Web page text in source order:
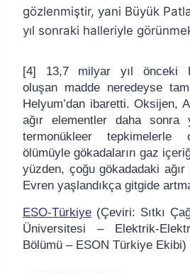
gözlenmiştir, yani Büyük
yıl sonraki halleriyle
[4] 13,7 milyar yıl önceki
oluşan madde neredeyse
Helyum’dan ibaretti. Oksijen,
ağır elementler daha sonra
termonükleer tepkimelerle
ölümüyle gökadaların gaz
yüzden, çoğu gökadadaki ağır
Evren yaşlandıkça gitgide
ESO-Türkiye (Çeviri: Sıtkı
Üniversitesi – Elektrik-
Bölümü – ESON Türkiye Ekibi)